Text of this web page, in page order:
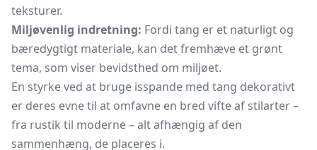
teksturer.
Miljøvenlig indretning: Fordi tang er et naturligt og
bæredygtigt materiale, kan det fremhæve et grønt
tema, som viser bevidsthed om miljøet.
En styrke ved at bruge isspande med tang dekorativt
er deres evne til at omfavne en bred vifte af stilarter –
fra rustik til moderne – alt afhængig af den
sammenhæng, de placeres i.